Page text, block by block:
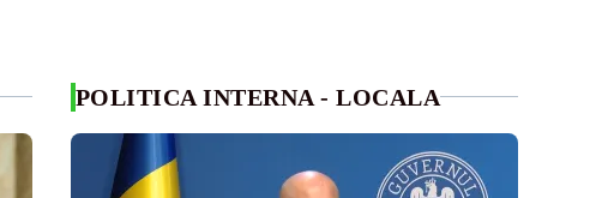
POLITICA INTERNA - LOCALA